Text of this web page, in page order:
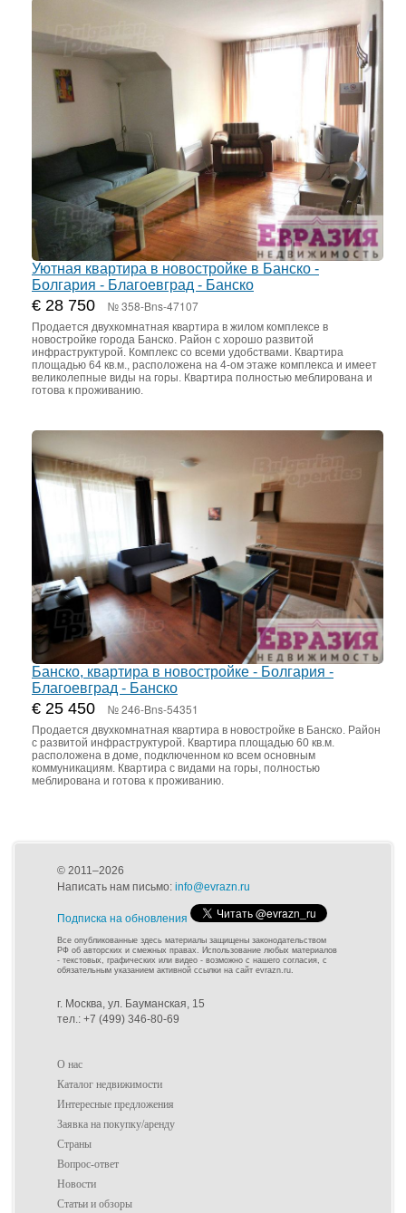
Уютная квартира в новостройке в Банско -
Болгария - Благоевград - Банско
€ 28 750 № 358-Bns-47107
Продается двухкомнатная квартира в жилом комплексе в
новостройке города Банско. Район с хорошо развитой
инфраструктурой. Комплекс со всеми удобствами. Квартира
площадью 64 кв.м., расположена на 4-ом этаже комплекса и имеет
великолепные виды на горы. Квартира полностью меблирована и
готова к проживанию.
Банско, квартира в новостройке - Болгария -
Благоевград - Банско
€ 25 450 № 246-Bns-54351
Продается двухкомнатная квартира в новостройке в Банско. Район
с развитой инфраструктурой. Квартира площадью 60 кв.м.
расположена в доме, подключенном ко всем основным
коммуникациям. Квартира с видами на горы, полностью
меблирована и готова к проживанию.
© 2011–2026
Написать нам письмо: info@evrazn.ru
Подписка на обновления
Все опубликованные здесь материалы защищены законодательством
РФ об авторских и смежных правах. Использование любых материалов
- текстовых, графических или видео - возможно с нашего согласия, с
обязательным указанием активной ссылки на сайт evrazn.ru.
г. Москва, ул. Бауманская, 15
тел.: +7 (499) 346-80-69
О нас
Каталог недвижимости
Интересные предложения
Заявка на покупку/аренду
Страны
Вопрос-ответ
Новости
Статьи и обзоры